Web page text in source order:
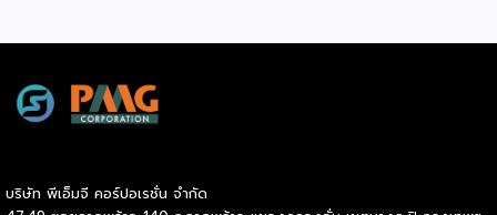
แห่งการผ่อนผันกำลังจะสิ้นสุดลง ข้อกำหนดใหม่นี้ไม่เพียงแต่
ขยายขอบเขตการรับรองฮาลาลครอบคลุมอาหาร และเครื่องดื่ม
เตือนครั้งสำคัญจากกระทรวงพาณิชย์ โดยสำนักงานนโยบายและ
บริษัท พีเอ็มจี คอร์ปอเรชั่น จำกัด